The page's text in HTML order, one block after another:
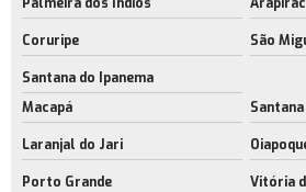
Coruripe São
Santana do Ipanema
Macapá
Laranjal do Jari
Porto Grande Vitória